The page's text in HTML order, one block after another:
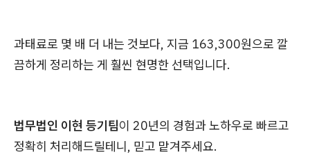
과태료로 몇 배 더 내는 것보다, 지금 163,300원으로 깔
끔하게 정리하는 게 훨씬 현명한 선택입니다.
법무법인 이현 등기팀이 20년의 경험과 노하우로 빠르고
정확히 처리해드릴테니, 믿고 맡겨주세요.